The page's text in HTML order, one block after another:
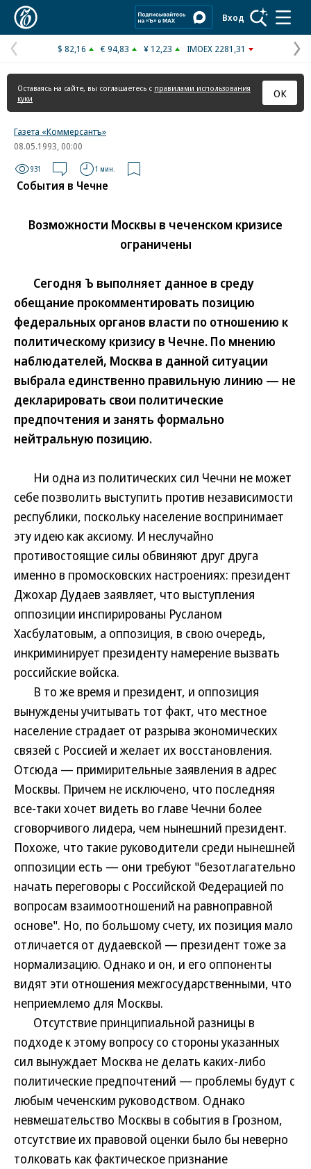
Вход
Предыдущая
страница
$ 82,16 € 94,83 ¥ 12,23 IMOEX 2281,31
Оставаясь на сайте, вы соглашаетесь с правилами использования
куки
ОК
Газета «Коммерсантъ»
08.05.1993, 00:00
931 1 мин.
События в Чечне
Возможности Москвы в чеченском кризисе
ограничены
Сегодня Ъ выполняет данное в среду
обещание прокомментировать позицию
федеральных органов власти по отношению к
политическому кризису в Чечне. По мнению
наблюдателей, Москва в данной ситуации
выбрала единственно правильную линию — не
декларировать свои политические
предпочтения и занять формально
нейтральную позицию.
Ни одна из политических сил Чечни не может
себе позволить выступить против независимости
республики, поскольку население воспринимает
эту идею как аксиому. И неслучайно
противостоящие силы обвиняют друг друга
именно в промосковских настроениях: президент
Джохар Дудаев заявляет, что выступления
оппозиции инспирированы Русланом
Хасбулатовым, а оппозиция, в свою очередь,
инкриминирует президенту намерение вызвать
российские войска.
В то же время и президент, и оппозиция
вынуждены учитывать тот факт, что местное
население страдает от разрыва экономических
связей с Россией и желает их восстановления.
Отсюда — примирительные заявления в адрес
Москвы. Причем не исключено, что последняя
все-таки хочет видеть во главе Чечни более
сговорчивого лидера, чем нынешний президент.
Похоже, что такие руководители среди нынешней
оппозиции есть — они требуют "безотлагательно
начать переговоры с Российской Федерацией по
вопросам взаимоотношений на равноправной
основе". Но, по большому счету, их позиция мало
отличается от дудаевской — президент тоже за
нормализацию. Однако и он, и его оппоненты
видят эти отношения межгосударственными, что
неприемлемо для Москвы.
Отсутствие принципиальной разницы в
подходе к этому вопросу со стороны указанных
сил вынуждает Москва не делать каких-либо
политические предпочтений — проблемы будут с
любым чеченским руководством. Однако
невмешательство Москвы в события в Грозном,
отсутствие их правовой оценки было бы неверно
толковать как фактическое признание